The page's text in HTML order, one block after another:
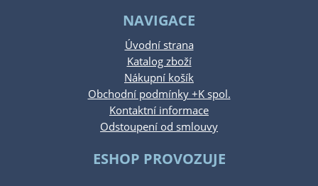
NAVIGACE
Úvodní strana
Katalog zboží
Nákupní košík
Obchodní podmínky +K spol.
Kontaktní informace
Odstoupení od smlouvy
ESHOP PROVOZUJE